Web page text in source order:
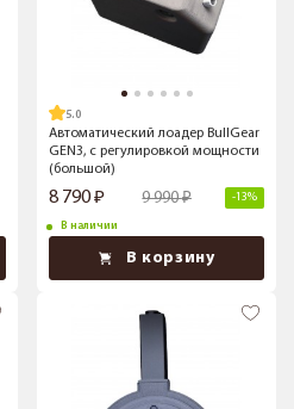
5.0
Автоматический лоадер BullGear
GEN3, с регулировкой мощности
(большой)
8 790 9 990 -13%
В наличии
В корзину